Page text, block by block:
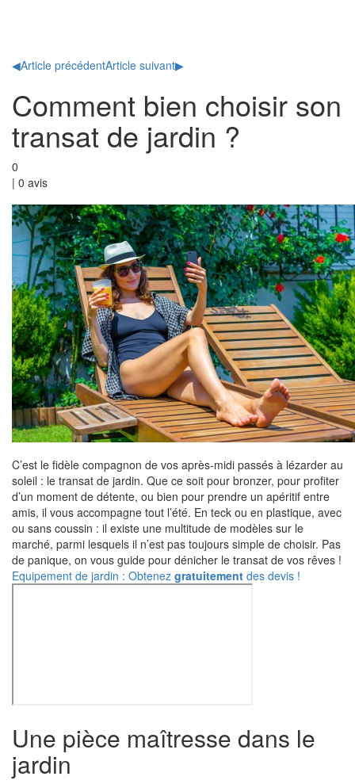
◀Article précédentArticle suivant▶
Comment bien choisir son
transat de jardin ?
0
| 0 avis
C’est le fidèle compagnon de vos après-midi passés à lézarder au
soleil : le transat de jardin. Que ce soit pour bronzer, pour profiter
d’un moment de détente, ou bien pour prendre un apéritif entre
amis, il vous accompagne tout l’été. En teck ou en plastique, avec
ou sans coussin : il existe une multitude de modèles sur le
marché, parmi lesquels il n’est pas toujours simple de choisir. Pas
de panique, on vous guide pour dénicher le transat de vos rêves !
Equipement de jardin : Obtenez gratuitement des devis !
Une pièce maîtresse dans le
jardin